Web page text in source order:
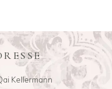
Kellermann